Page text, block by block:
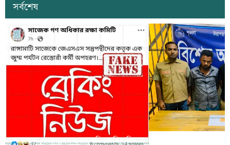
সর্বশেষ
সাজেকে অপহরণের গুজব ছড়িয়ে বিভ্রান্তি